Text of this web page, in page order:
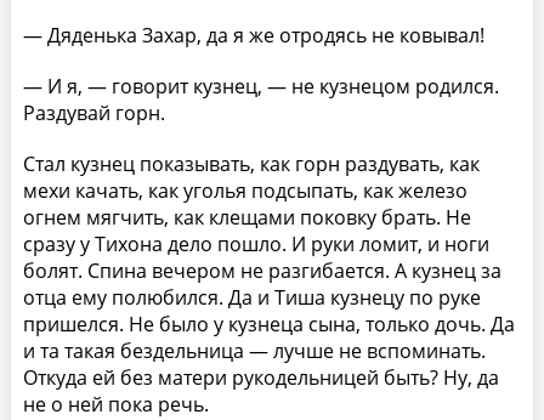
— Дяденька Захар, да я же отродясь не ковывал!
— И я, — говорит кузнец, — не кузнецом родился.
Раздувай горн.
Стал кузнец показывать, как горн раздувать, как
мехи качать, как уголья подсыпать, как железо
огнем мягчить, как клещами поковку брать. Не
сразу у Тихона дело пошло. И руки ломит, и ноги
болят. Спина вечером не разгибается. А кузнец за
отца ему полюбился. Да и Тиша кузнецу по руке
пришелся. Не было у кузнеца сына, только дочь. Да
и та такая бездельница — лучше не вспоминать.
Откуда ей без матери рукодельницей быть? Ну, да
не о ней пока речь.